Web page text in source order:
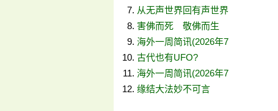
从无声世界回有声世界
害佛而死 敬佛而生
海外一周简讯(2026年7
古代也有UFO?
海外一周简讯(2026年7
缘结大法妙不可言